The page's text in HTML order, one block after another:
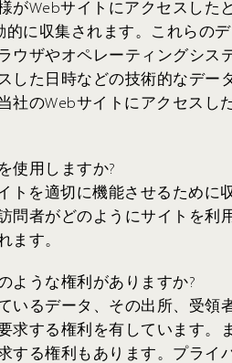
がWebサイトにアクセスした
に収集されます。これらのデ
ウザやオペレーティングシス
した日時などの技術的なデー
社のWebサイトにアクセスし
使用しますか?
トを適切に機能させるために
問者がどのようにサイトを利
ます。
ような権利がありますか?
いるデータ、その出所、受領
求する権利を有しています。
する権利もあります。プライ